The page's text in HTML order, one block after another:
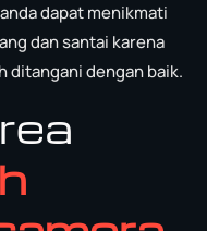
dapat menikmati
dan santai karena
ditangani dengan baik.